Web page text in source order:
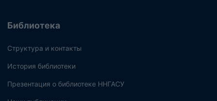
Библиотека
Структура и контакты
История библиотеки
Презентация о библиотеке ННГАСУ